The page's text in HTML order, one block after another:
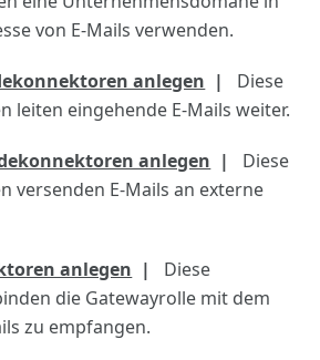
von E-Mails verwenden.
anlegen
Diese
leiten eingehende E-Mails weiter.
anlegen
Diese
versenden E-Mails an externe
anlegen
Diese
die Gatewayrolle mit dem
zu empfangen.